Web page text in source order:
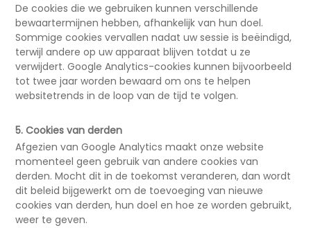
De cookies die we gebruiken kunnen verschillende
bewaartermijnen hebben, afhankelijk van hun doel.
Sommige cookies vervallen nadat uw sessie is beëindigd,
terwijl andere op uw apparaat blijven totdat u ze
verwijdert. Google Analytics-cookies kunnen bijvoorbeeld
tot twee jaar worden bewaard om ons te helpen
websitetrends in de loop van de tijd te volgen.
5. Cookies van derden
Afgezien van Google Analytics maakt onze website
momenteel geen gebruik van andere cookies van
derden. Mocht dit in de toekomst veranderen, dan wordt
dit beleid bijgewerkt om de toevoeging van nieuwe
cookies van derden, hun doel en hoe ze worden gebruikt,
weer te geven.